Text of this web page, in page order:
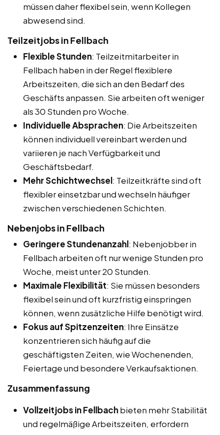
müssen daher flexibel sein, wenn Kollegen
abwesend sind.
Teilzeitjobs in Fellbach
Flexible Stunden: Teilzeitmitarbeiter in
Fellbach haben in der Regel flexiblere
Arbeitszeiten, die sich an den Bedarf des
Geschäfts anpassen. Sie arbeiten oft weniger
als 30 Stunden pro Woche.
Individuelle Absprachen: Die Arbeitszeiten
können individuell vereinbart werden und
variieren je nach Verfügbarkeit und
Geschäftsbedarf.
Mehr Schichtwechsel: Teilzeitkräfte sind oft
flexibler einsetzbar und wechseln häufiger
zwischen verschiedenen Schichten.
Nebenjobs in Fellbach
Geringere Stundenanzahl: Nebenjobber in
Fellbach arbeiten oft nur wenige Stunden pro
Woche, meist unter 20 Stunden.
Maximale Flexibilität: Sie müssen besonders
flexibel sein und oft kurzfristig einspringen
können, wenn zusätzliche Hilfe benötigt wird.
Fokus auf Spitzenzeiten: Ihre Einsätze
konzentrieren sich häufig auf die
geschäftigsten Zeiten, wie Wochenenden,
Feiertage und besondere Verkaufsaktionen.
Zusammenfassung
Vollzeitjobs in Fellbachbieten mehr Stabilität
und regelmäßige Arbeitszeiten, erfordern